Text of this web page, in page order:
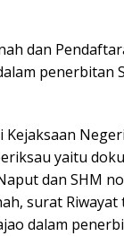
dan
penerbitan
Kejaksaan
yaitu
dan SHM
surat
dalam